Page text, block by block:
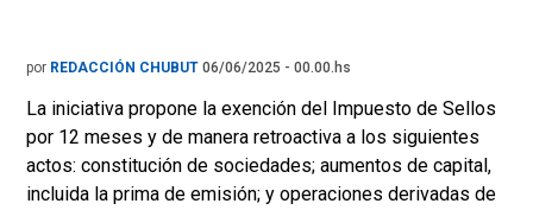
por REDACCIÓN CHUBUT 06/06/2025 - 00.00.hs
La iniciativa propone la exención del Impuesto de Sellos
por 12 meses y de manera retroactiva a los siguientes
actos: constitución de sociedades; aumentos de capital,
incluida la prima de emisión; y operaciones derivadas de